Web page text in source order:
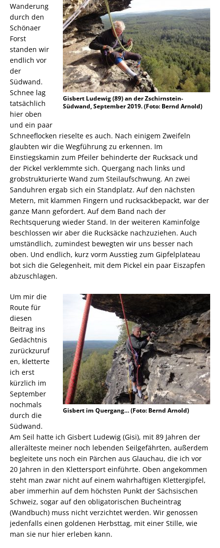
Gisbert Ludewig (89) an der Zschirnstein-
Südwand, September 2019. (Foto: Bernd Arnold)
Wanderung
durch den
Schönaer
Forst
standen wir
endlich vor
der
Südwand.
Schnee lag
tatsächlich
hier oben
und ein paar
Schneeflocken rieselte es auch. Nach einigem Zweifeln
glaubten wir die Wegführung zu erkennen. Im
Einstiegskamin zum Pfeiler behinderte der Rucksack und
der Pickel verklemmte sich. Quergang nach links und
grobstrukturierte Wand zum Steilaufschwung. An zwei
Sanduhren ergab sich ein Standplatz. Auf den nächsten
Metern, mit klammen Fingern und rucksackbepackt, war der
ganze Mann gefordert. Auf dem Band nach der
Rechtsquerung wieder Stand. In der weiteren Kaminfolge
beschlossen wir aber die Rucksäcke nachzuziehen. Auch
umständlich, zumindest bewegten wir uns besser nach
oben. Und endlich, kurz vorm Ausstieg zum Gipfelplateau
bot sich die Gelegenheit, mit dem Pickel ein paar Eiszapfen
abzuschlagen.
Gisbert im Quergang… (Foto: Bernd Arnold)
Um mir die
Route für
diesen
Beitrag ins
Gedächtnis
zurückzuruf
en, kletterte
ich erst
kürzlich im
September
nochmals
durch die
Südwand.
Am Seil hatte ich Gisbert Ludewig (Gisi), mit 89 Jahren der
allerälteste meiner noch lebenden Seilgefährten, außerdem
begleitete uns noch ein Pärchen aus Glauchau, die ich vor
20 Jahren in den Klettersport einführte. Oben angekommen
steht man zwar nicht auf einem wahrhaftigen Klettergipfel,
aber immerhin auf dem höchsten Punkt der Sächsischen
Schweiz, sogar auf den obligatorischen Bucheintrag
(Wandbuch) muss nicht verzichtet werden. Wir genossen
jedenfalls einen goldenen Herbsttag, mit einer Stille, wie
man sie nur hier erleben kann.